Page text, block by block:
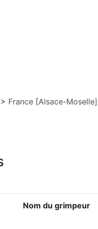
> France [Alsace-Moselle]
Nom du grimpeur